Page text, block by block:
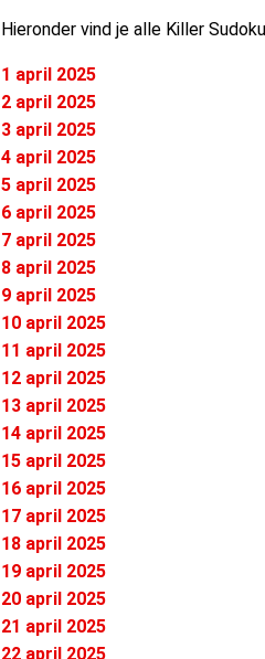
Hieronder vind je alle Killer
1 april 2025
2 april 2025
3 april 2025
4 april 2025
5 april 2025
6 april 2025
7 april 2025
8 april 2025
9 april 2025
10 april 2025
11 april 2025
12 april 2025
13 april 2025
14 april 2025
15 april 2025
16 april 2025
17 april 2025
18 april 2025
19 april 2025
20 april 2025
21 april 2025
22 april 2025